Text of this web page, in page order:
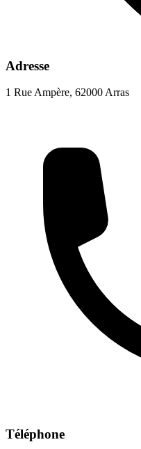
Adresse
1 Rue Ampère, 62000 Arras
Téléphone